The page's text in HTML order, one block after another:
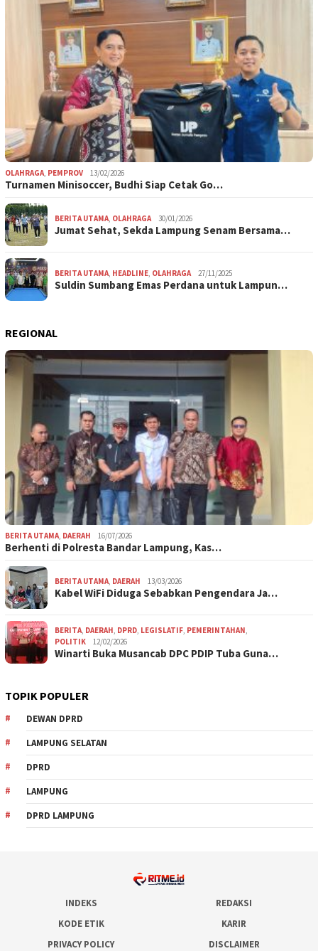
OLAHRAGA, PEMPROV 13/02/2026
Turnamen Minisoccer, Budhi Siap Cetak Go…
BERITA UTAMA, OLAHRAGA 30/01/2026
Jumat Sehat, Sekda Lampung Senam Bersama…
BERITA UTAMA, HEADLINE, OLAHRAGA 27/11/2025
Suldin Sumbang Emas Perdana untuk Lampun…
REGIONAL
BERITA UTAMA, DAERAH 16/07/2026
Berhenti di Polresta Bandar Lampung, Kas…
BERITA UTAMA, DAERAH 13/03/2026
Kabel WiFi Diduga Sebabkan Pengendara Ja…
BERITA, DAERAH, DPRD, LEGISLATIF, PEMERINTAHAN,
POLITIK
12/02/2026
Winarti Buka Musancab DPC PDIP Tuba Guna…
TOPIK POPULER
DEWAN DPRD
LAMPUNG SELATAN
DPRD
LAMPUNG
DPRD LAMPUNG
INDEKS
REDAKSI
KODE ETIK
KARIR
PRIVACY POLICY
DISCLAIMER